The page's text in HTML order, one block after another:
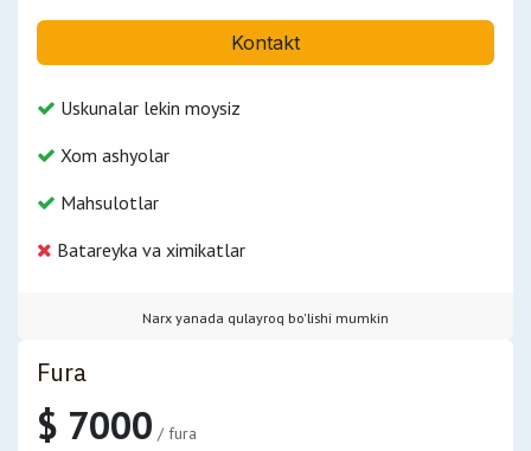
Kontakt
Uskunalar lekin moysiz
Xom ashyolar
Mahsulotlar
Batareyka va ximikatlar
Narx yanada qulayroq bo'lishi mumkin
Fura
$ 7000 / fura